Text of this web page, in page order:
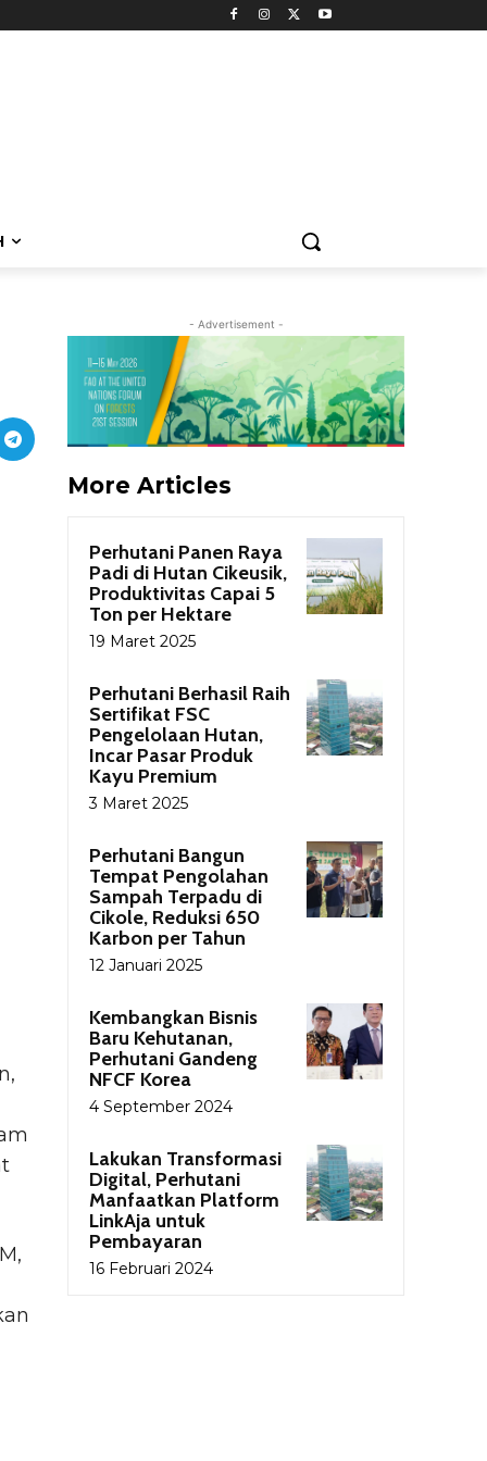
- Advertisement -
More Articles
Perhutani Panen Raya
Padi di Hutan Cikeusik,
Produktivitas Capai 5
Ton per Hektare
19 Maret 2025
Perhutani Berhasil Raih
Sertifikat FSC
Pengelolaan Hutan,
Incar Pasar Produk
Kayu Premium
3 Maret 2025
Perhutani Bangun
Tempat Pengolahan
Sampah Terpadu di
Cikole, Reduksi 650
Karbon per Tahun
12 Januari 2025
Kembangkan Bisnis
Baru Kehutanan,
Perhutani Gandeng
NFCF Korea
4 September 2024
Lakukan Transformasi
Digital, Perhutani
Manfaatkan Platform
LinkAja untuk
Pembayaran
16 Februari 2024